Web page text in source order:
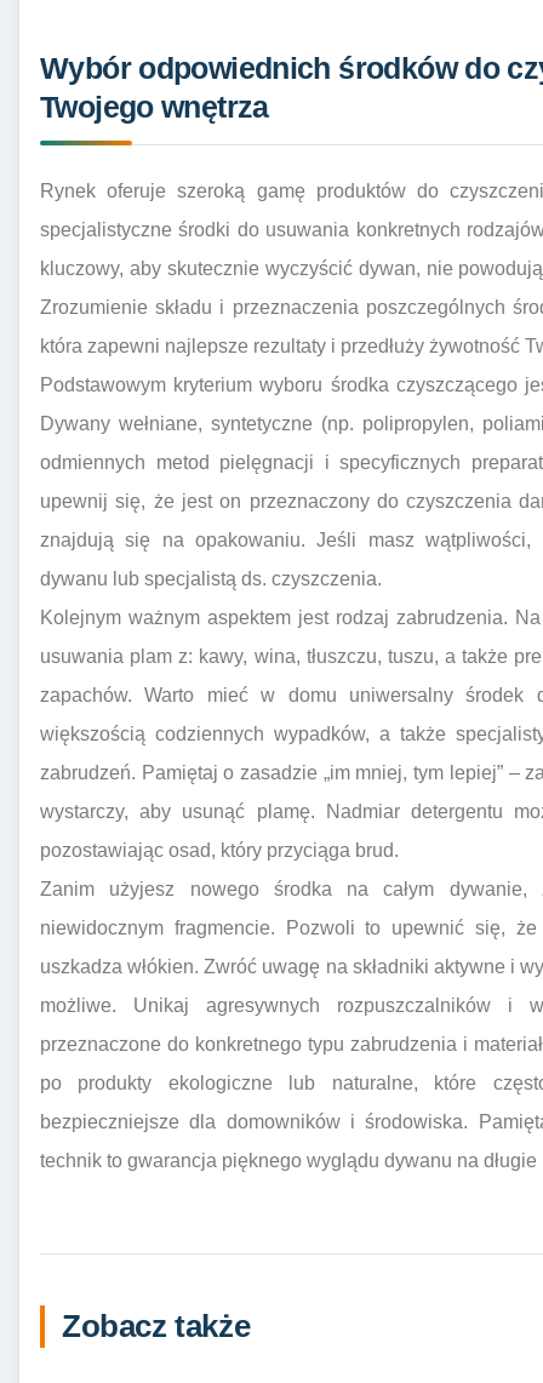
Wybór odpowiednich środków do
Twojego wnętrza
Rynek oferuje szeroką gamę produktów do
specjalistyczne środki do usuwania konkretnych
kluczowy, aby skutecznie wyczyścić dywan, nie
Zrozumienie składu i przeznaczenia poszczególnych
która zapewni najlepsze rezultaty i przedłuży żywotność
Podstawowym kryterium wyboru środka czyszczącego
Dywany wełniane, syntetyczne (np. polipropylen,
odmiennych metod pielęgnacji i specyficznych
upewnij się, że jest on przeznaczony do czyszczenia
znajdują się na opakowaniu. Jeśli masz
dywanu lub specjalistą ds. czyszczenia.
Kolejnym ważnym aspektem jest rodzaj zabrudzenia.
usuwania plam z: kawy, wina, tłuszczu, tuszu, a także
zapachów. Warto mieć w domu uniwersalny
większością codziennych wypadków, a także
zabrudzeń. Pamiętaj o zasadzie „im mniej, tym lepiej” –
wystarczy, aby usunąć plamę. Nadmiar detergentu
pozostawiając osad, który przyciąga brud.
Zanim użyjesz nowego środka na całym dywanie,
niewidocznym fragmencie. Pozwoli to upewnić się,
uszkadza włókien. Zwróć uwagę na składniki aktywne i
możliwe. Unikaj agresywnych rozpuszczalników i
przeznaczone do konkretnego typu zabrudzenia i
po produkty ekologiczne lub naturalne, które
bezpieczniejsze dla domowników i środowiska.
technik to gwarancja pięknego wyglądu dywanu na długie
Zobacz także